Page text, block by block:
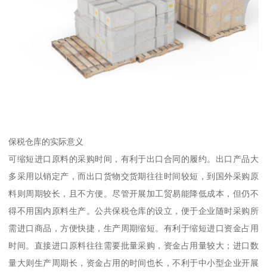
保税仓库的实际意义
可缩短进口原料的采购时间，有利于出口合同的履约。出口产品大
多采用以销定产，而出口货物交货期往往时间较短，到国外采购原
料则周期较长，且不方便。尽管开展加工贸易能降低成本，但仍不
得不用国内原料生产。公共保税仓库的设立，便于企业随时采购所
需进口商品，方便快捷，生产周期缩短。有利于缩短进口资金占用
时间。直接进口原料往往需要批量采购，资金占用量较大；进口数
量大则生产周期长，资金占用的时间也长，不利于中小型企业开展